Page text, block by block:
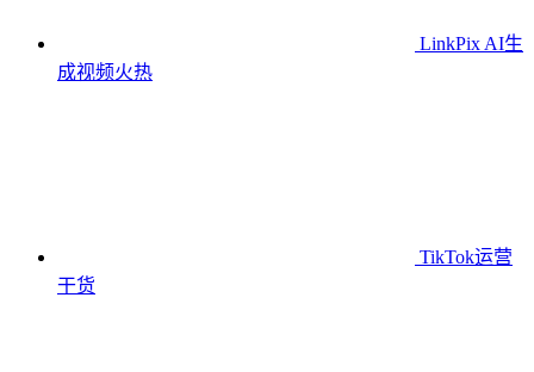
LinkPix AI生
成视频火热
TikTok运营
干货